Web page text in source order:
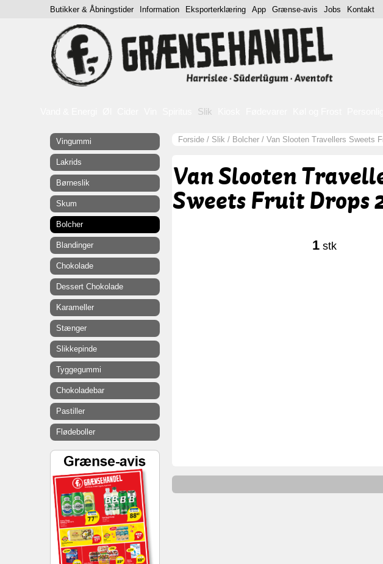
Slik
Forside / Slik / Bolcher / Van Slooten Travellers Sweets
Van Slooten
Sweets Fruit Drops
1 stk
Vingummi
Lakrids
Børneslik
Skum
Bolcher
Blandinger
Chokolade
Dessert Chokolade
Karameller
Stænger
Slikkepinde
Tyggegummi
Chokoladebar
Pastiller
Flødeboller
Butikker & Åbningstider Information Eksporterklæring App Grænse-avis Jobs Kontakt